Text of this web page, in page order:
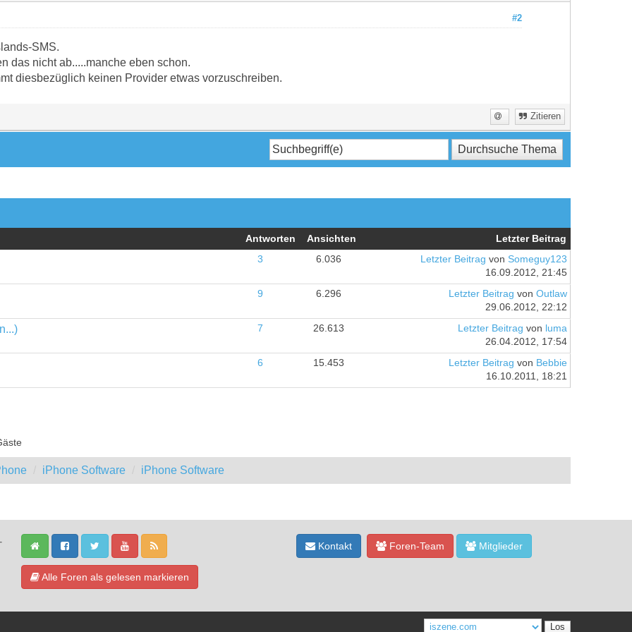
#2
SMS.
das nicht ab.....manche eben schon.
diesbezüglich keinen Provider etwas vorzuschreiben.
Zitieren
Antworten Ansichten
Letzter Beitrag
3
6.036 Letzter Beitrag von Someguy123
16.09.2012, 21:45
9
6.296 Letzter Beitrag von Outlaw
29.06.2012, 22:12
7 26.613 Letzter Beitrag von luma
26.04.2012, 17:54
6
15.453 Letzter Beitrag von Bebbie
16.10.2011, 18:21
iPhone Software iPhone Software
Alle Foren als gelesen markieren
Kontakt Foren-Team Mitglieder